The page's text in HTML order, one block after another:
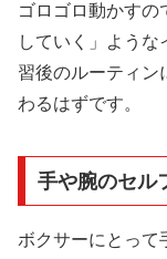
ゴロゴロ動かすの
していく」よう
習後のルーティン
わるはずです。
手や腕のセル
ボクサーにとって